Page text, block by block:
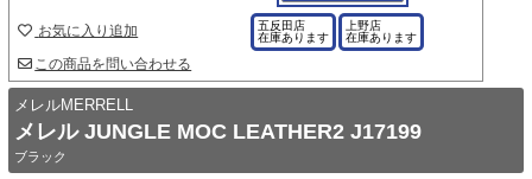
メレルMERRELL
メレル JUNGLE MOC LEATHER2 J17199
ブラック
五反田店
在庫あります
上野店
在庫あります
お気に入り追加
この商品を問い合わせる